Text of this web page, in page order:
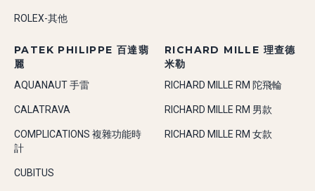
ROLEX-其他
PATEK PHILIPPE 百達翡
麗
AQUANAUT 手雷
CALATRAVA
COMPLICATIONS 複雜功能時
計
CUBITUS
RICHARD MILLE 理查德
米勒
RICHARD MILLE RM 陀飛輪
RICHARD MILLE RM 男款
RICHARD MILLE RM 女款